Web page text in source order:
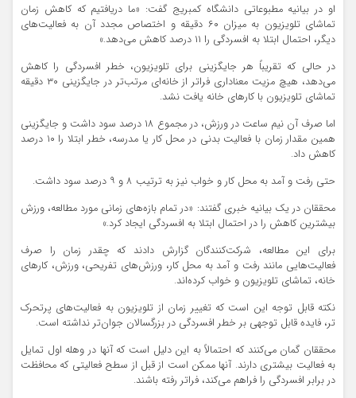
او در بیانیه مطبوعاتی دانشگاه کمبریج گفت: «ما دریافتیم که کاهش زمان
تماشای تلویزیون به میزان ۶۰ دقیقه و اختصاص مجدد آن به فعالیت‌های
دیگر، احتمال ابتلا به افسردگی را ۱۱ درصد کاهش می‌دهد.»
در حالی که تقریباً هر جایگزینی برای تلویزیون، خطر افسردگی را کاهش
می‌دهد، هیچ مزیت معناداری فراتر از خانه‌ای مرتب‌تر در جایگزینی ۳۰ دقیقه
تماشای تلویزیون با کارهای خانه یافت نشد.
اما صرف آن نیم ساعت در ورزش، در مجموع ۱۸ درصد سود داشت و جایگزینی
همین مقدار زمان با فعالیت بدنی در محل کار یا مدرسه، خطر ابتلا را ۱۰ درصد
کاهش داد.
حتی رفت و آمد به محل کار و خواب نیز به ترتیب ۸ و ۹ درصد سود داشت.
محققان در یک بیانیه خبری گفتند: «در تمام بازه‌های زمانی مورد مطالعه، ورزش
بیشترین کاهش را در احتمال ابتلا به افسردگی ایجاد کرد.»
برای این مطالعه، شرکت‌کنندگان گزارش دادند که چقدر زمان را صرف
فعالیت‌هایی مانند رفت و آمد به محل کار، ورزش‌های تفریحی، ورزش، کارهای
خانه، تماشای تلویزیون و خواب کرده‌اند.
نکته قابل توجه این است که تغییر زمان از تلویزیون به فعالیت‌های پرتحرک
تر، فایده قابل توجهی بر خطر افسردگی در بزرگسالان جوان‌تر نداشته است.
محققان گمان می‌کنند که احتمالاً به این دلیل است که آنها در وهله اول تمایل
به فعالیت بیشتری دارند. آنها ممکن است از قبل از سطح فعالیتی که محافظت
در برابر افسردگی را فراهم می‌کند، فراتر رفته باشند.